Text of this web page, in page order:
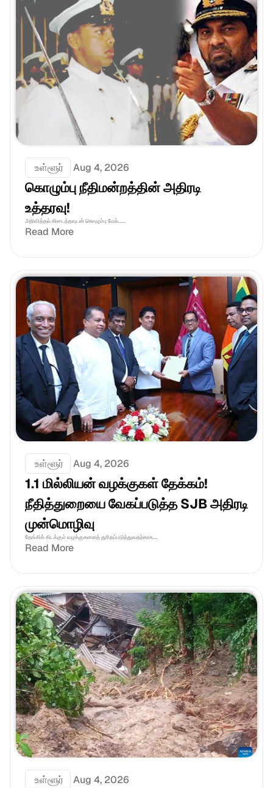
உள்ளூர் Aug 4, 2026
கொழும்பு நீதிமன்றத்தின் அதிரடி
உத்தரவு!
அறிவித்தல் கிடைத்தவுடன் கொழும்பு மேல்......
Read More
உள்ளூர் Aug 4, 2026
1.1 மில்லியன் வழக்குகள் தேக்கம்!
நீதித்துறையை வேகப்படுத்த SJB அதிரடி
முன்மொழிவு
தேங்கிக் கிடக்கும் வழக்குகளைத் துரிதப்படுத்துவதற்காக....
Read More
உள்ளூர் Aug 4, 2026